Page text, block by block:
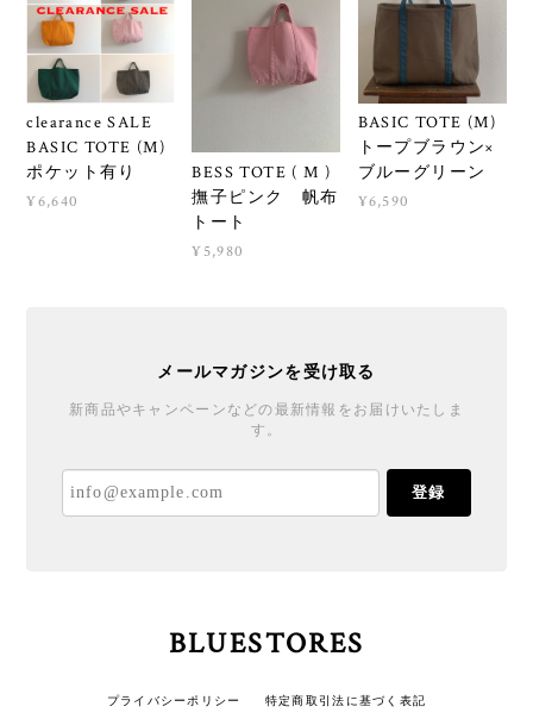
clearance SALE
BASIC TOTE (M)
ポケット有り
¥6,640
BESS TOTE ( M )
撫子ピンク 帆布
トート
¥5,980
BASIC TOTE (M)
トープブラウン×
ブルーグリーン
¥6,590
メールマガジンを受け取る
新商品やキャンペーンなどの最新情報をお届けいたしま
す。
登録
BLUESTORES
プライバシーポリシー 特定商取引法に基づく表記